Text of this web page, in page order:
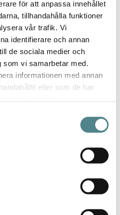
för att anpassa innehållet
tillhandahålla funktioner
vår trafik. Vi
identifierare och annan
de sociala medier och
som vi samarbetar med.
informationen med annan
eller som de har
skonar och avlastar ända
värk och
på jobbet, "recycla"
aktivt liv som
på semestern!
Jobi för
design och de